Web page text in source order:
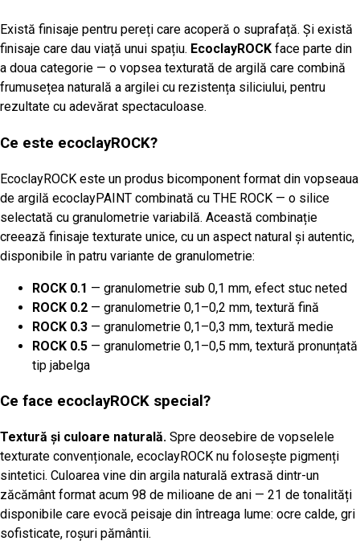
Există finisaje pentru pereți care acoperă o suprafață. Și există
finisaje care dau viață unui spațiu. EcoclayROCK face parte din
a doua categorie — o vopsea texturată de argilă care combină
frumusețea naturală a argilei cu rezistența siliciului, pentru
rezultate cu adevărat spectaculoase.
Ce este ecoclayROCK?
EcoclayROCK este un produs bicomponent format din vopseaua
de argilă ecoclayPAINT combinată cu THE ROCK — o silice
selectată cu granulometrie variabilă. Această combinație
creează finisaje texturate unice, cu un aspect natural și autentic,
disponibile în patru variante de granulometrie:
ROCK 0.1 — granulometrie sub 0,1 mm, efect stuc neted
ROCK 0.2 — granulometrie 0,1–0,2 mm, textură fină
ROCK 0.3 — granulometrie 0,1–0,3 mm, textură medie
ROCK 0.5 — granulometrie 0,1–0,5 mm, textură pronunțată
tip jabelga
Ce face ecoclayROCK special?
Textură și culoare naturală. Spre deosebire de vopselele
texturate convenționale, ecoclayROCK nu folosește pigmenți
sintetici. Culoarea vine din argila naturală extrasă dintr-un
zăcământ format acum 98 de milioane de ani — 21 de tonalități
disponibile care evocă peisaje din întreaga lume: ocre calde, gri
sofisticate, roșuri pământii.